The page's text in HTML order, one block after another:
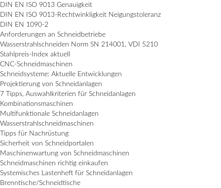
DIN EN ISO 9013 Genauigkeit
DIN EN ISO 9013-Rechtwinkligkeit Neigungstoleranz
DIN EN 1090-2
Anforderungen an Schneidbetriebe
Wasserstrahlschneiden Norm SN 214001, VDI 5210
Stahlpreis-Index aktuell
CNC-Schneidmaschinen
Schneidsysteme: Aktuelle Entwicklungen
Projektierung von Schneidanlagen
7 Tipps, Auswahlkriterien für Schneidanlagen
Kombinationsmaschinen
Multifunktionale Schneidanlagen
Wasserstrahlschneidmaschinen
Tipps für Nachrüstung
Sicherheit von Schneidportalen
Maschinenwartung von Schneidmaschinen
Schneidmaschinen richtig einkaufen
Systemisches Lastenheft für Schneidanlagen
Brenntische/Schneidtische